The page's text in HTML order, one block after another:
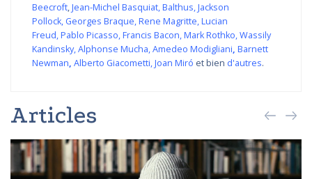
Beecroft,Jean-Michel Basquiat,Balthus,Jackson
Pollock, Georges Braque,Rene Magritte,Lucian
Freud,Pablo Picasso,Francis Bacon,Mark Rothko,Wassily
Kandinsky,Alphonse Mucha,Amedeo Modigliani, Barnett
Newman, Alberto Giacometti,Joan Miró et bien d'autres.
Articles